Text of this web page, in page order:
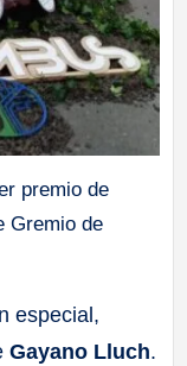
premio de
Gremio de
especial,
Gayano Lluch.